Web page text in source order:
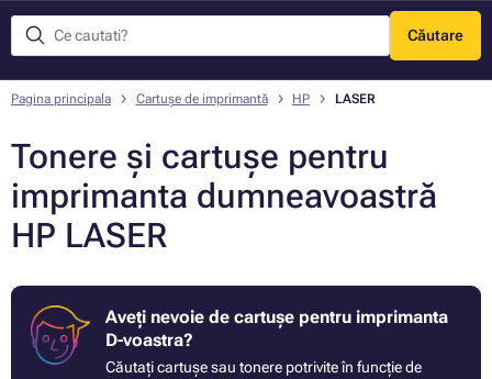
Căutare
Meniu
Pagina principala Cartușe de imprimantă HP LASER
Tonere și cartușe pentru
imprimanta dumneavoastră
HP LASER
Aveți nevoie de cartușe pentru imprimanta
D-voastra?
Căutați cartușe sau tonere potrivite în funcție de